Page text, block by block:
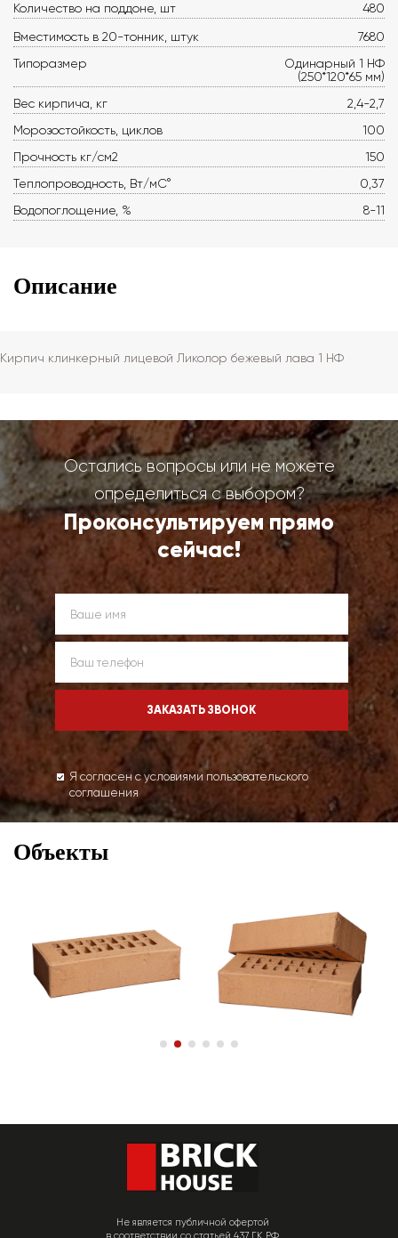
Количество на поддоне, шт
480
Вместимость в 20-тонник, штук
7680
Типоразмер
Одинарный 1 НФ
(250*120*65 мм)
Вес кирпича, кг
2,4-2,7
Морозостойкость, циклов
100
Прочность кг/см2
150
Теплопроводность, Вт/мС°
0,37
Водопоглощение, %
8-11
Описание
Кирпич клинкерный лицевой Ликолор бежевый лава 1 НФ
Остались вопросы или не можете
определиться с выбором?
Проконсультируем прямо
сейчас!
Я согласен с условиями пользовательского
соглашения
Объекты
Не является публичной офертой